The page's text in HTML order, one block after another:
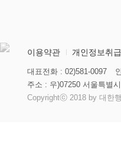
이용약관 개인정보취
대표전화 : 02)581-0097
주소 : 우)07250 서울특별
Copyrightⓒ 2018 by 대한